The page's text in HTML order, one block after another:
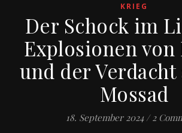
KRIEG
Der Schock im
Explosionen von
und der Verdacht
Mossad
18. September 2024 / 2